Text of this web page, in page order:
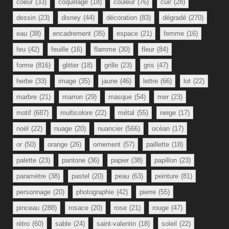
coeur (33) coquillage (18) couleur (76) cuir (28)
dessin (23) disney (44) décoration (83) dégradé (270)
eau (38) encadrement (35) espace (21) femme (16)
feu (42) feuille (16) flamme (30) fleur (84)
forme (816) glitter (18) grille (23) gris (47)
herbe (33) image (35) jaune (46) lettre (66) lot (22)
marbre (21) marron (29) masque (54) mer (23)
motif (687) multicolore (22) métal (55) neige (17)
noël (22) nuage (20) nuancier (566) océan (17)
or (50) orange (26) ornement (57) paillette (18)
palette (23) pantone (36) papier (38) papillon (23)
paramètre (38) pastel (20) peau (63) peinture (81)
personnage (20) photographie (42) pierre (55)
pinceau (288) rosace (20) rose (21) rouge (47)
rétro (60) sable (24) saint-valentin (18) soleil (22)